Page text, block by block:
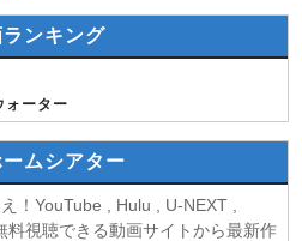
た 第8話
免 第4話
第3話
厳しい世界です2 第5話
ンキング
ォーター
ムシアター
！YouTube , Hulu , U-NEXT ,
料視聴できる動画サイトから最新作